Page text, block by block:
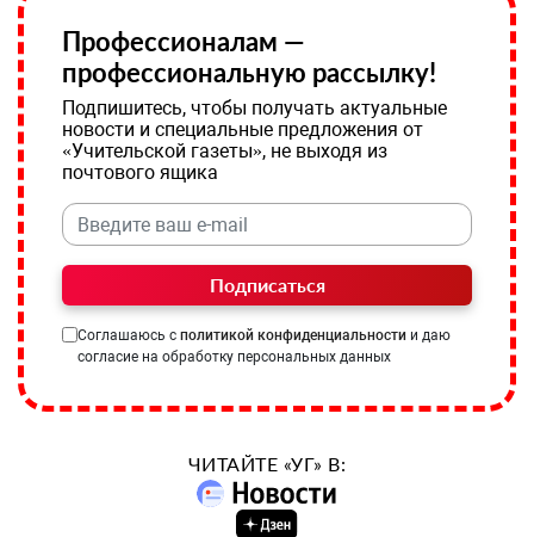
Профессионалам —
профессиональную рассылку!
Подпишитесь, чтобы получать актуальные
новости и специальные предложения от
«Учительской газеты», не выходя из
почтового ящика
Подписаться
Соглашаюсь с политикой конфиденциальности и даю
согласие на обработку персональных данных
ЧИТАЙТЕ «УГ» В: